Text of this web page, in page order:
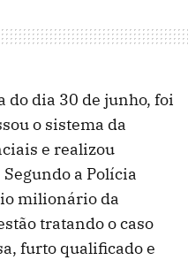
do dia 30 de junho, foi
o sistema da
e realizou
a Polícia
milionário da
tratando o caso
furto qualificado e